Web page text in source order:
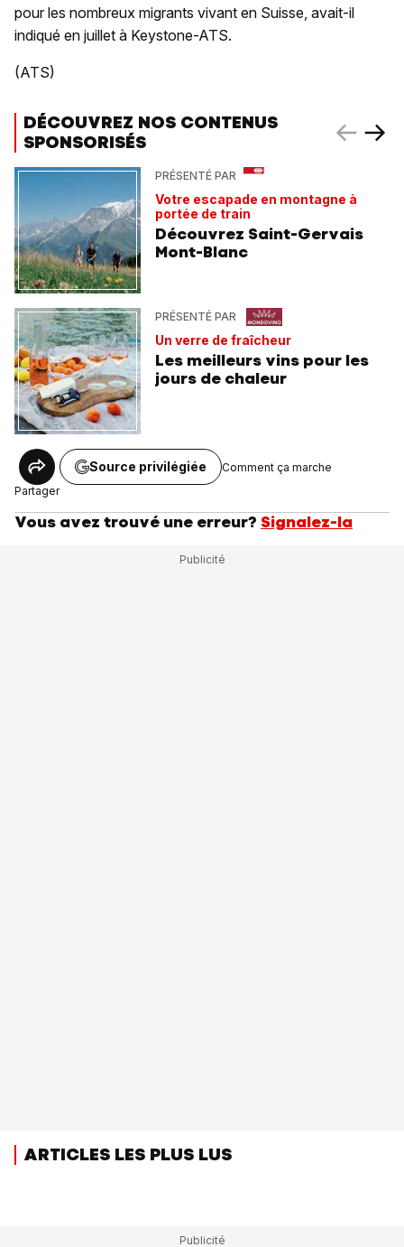
pour les nombreux migrants vivant en Suisse, avait-il
indiqué en juillet à Keystone-ATS.
(ATS)
DÉCOUVREZ NOS CONTENUS
SPONSORISÉS
PRÉSENTÉ PAR
Votre escapade en montagne à
portée de train
Découvrez Saint-Gervais
Mont-Blanc
PRÉSENTÉ PAR
Un verre de fraîcheur
Les meilleurs vins pour les
jours de chaleur
Partager
Source privilégiée Comment ça marche
Vous avez trouvé une erreur? Signalez-la
ARTICLES LES PLUS LUS